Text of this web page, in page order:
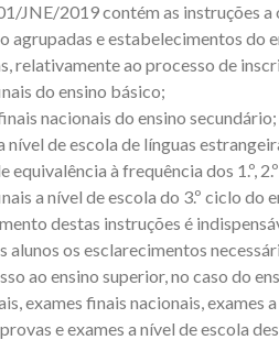
JNE/2019 contém as instruções
agrupadas e estabelecimentos do
relativamente ao processo de
do ensino básico;
nacionais do ensino secundário;
nível de escola de línguas
equivalência à frequência dos 1.º,
a nível de escola do 3.º ciclo do
destas instruções é
alunos os esclarecimentos
ao ensino superior, no caso do
exames finais nacionais, exames
e exames a nível de escola